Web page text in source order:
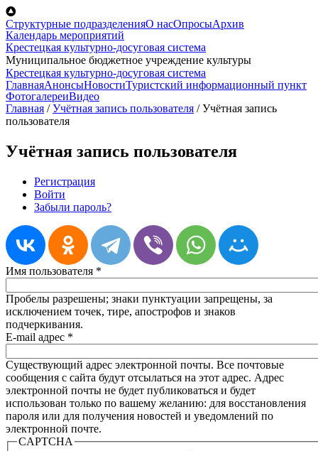
Перейти к основному содержанию
Структурные подразделенияО насОпросыАрхив
Календарь мероприятий
Крестецкая культурно-досуговая система
Муниципальное бюджетное учреждение культуры
Крестецкая культурно-досуговая система
ГлавнаяАнонсыНовостиТуристский информационный пункт
ФотогалереиВидео
Главная /Учётная запись пользователя /Учётная запись
пользователя
Учётная запись пользователя
Главные вкладки
Регистрация
Войти
Забыли пароль?
Имя пользователя *
Пробелы разрешены; знаки пунктуации запрещены, за
исключением точек, тире, апострофов и знаков
подчеркивания.
E-mail адрес *
Существующий адрес электронной почты. Все почтовые
сообщения с сайта будут отсылаться на этот адрес. Адрес
электронной почты не будет публиковаться и будет
использован только по вашему желанию: для восстановления
пароля или для получения новостей и уведомлений по
электронной почте.
CAPTCHA